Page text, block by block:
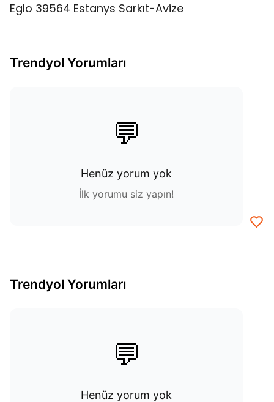
Eglo 39564 Estanys Sarkıt-Avize
Trendyol Yorumları
💬
Henüz yorum yok
İlk yorumu siz yapın!
Trendyol Yorumları
💬
Henüz yorum yok